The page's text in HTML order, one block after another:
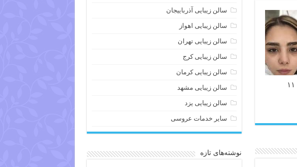
سالن زیبایی آذرباییجان
سالن زیبایی اهواز
سالن زیبایی تهران
سالن زیبایی کرج
سالن زیبایی کرمان
سالن زیبایی مشهد
سالن زیبایی یزد
سایر خدمات عروسی
نوشته‌های تازه